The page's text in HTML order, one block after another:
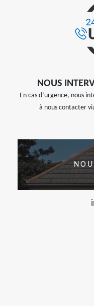
NOUS
En cas d’urgence, nous
à nous contacter